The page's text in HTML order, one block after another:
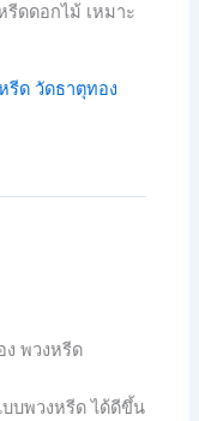
ดดอกไม้ เหมาะ
รีด วัดธาตุทอง
พวงหรีด
บพวงหรีด ได้ดีขึ้น